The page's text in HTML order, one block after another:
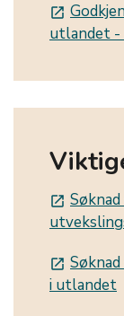
launch
utlandet -
launch
launch
i utlandet